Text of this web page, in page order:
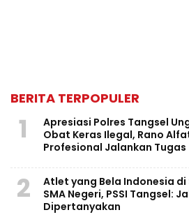
BERITA TERPOPULER
1
Apresiasi Polres Tangsel
Obat Keras Ilegal, Rano
Profesional Jalankan Tugas
2
Atlet yang Bela Indonesia
SMA Negeri, PSSI Tangsel:
Dipertanyakan